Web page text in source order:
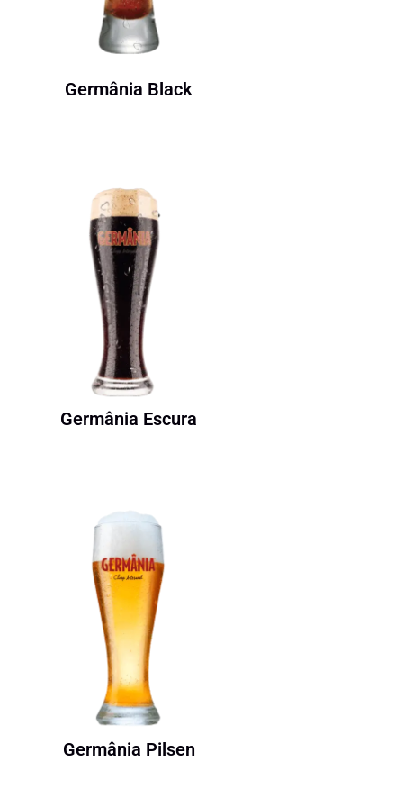
Germânia Black
Germânia Escura
Germânia Pilsen